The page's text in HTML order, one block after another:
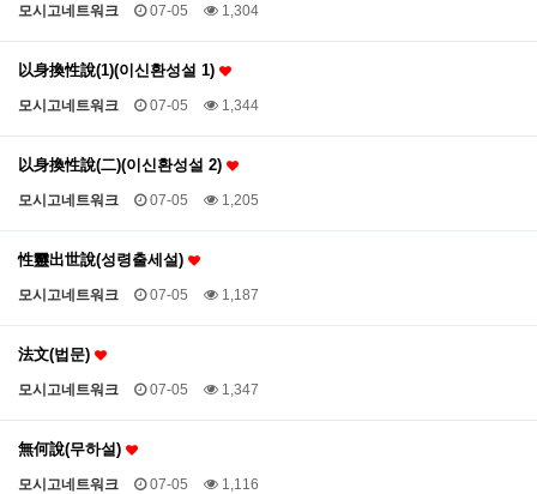
모시고네트워크 07-05 1,304
以身換性說(1)(이신환성설 1)
모시고네트워크 07-05 1,344
以身換性說(二)(이신환성설 2)
모시고네트워크 07-05 1,205
性靈出世說(성령출세설)
모시고네트워크 07-05 1,187
法文(법문)
모시고네트워크 07-05 1,347
無何說(무하설)
모시고네트워크 07-05 1,116